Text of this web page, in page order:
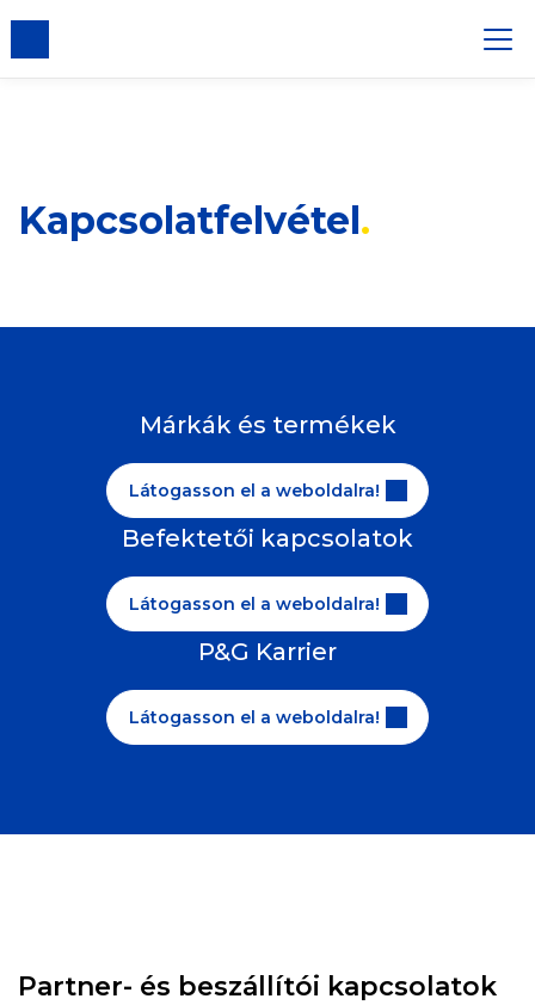
Kapcsolatfelvétel
Márkák és termékek
Látogasson el a weboldalra!
Befektetői kapcsolatok
Látogasson el a weboldalra!
P&G Karrier
Látogasson el a weboldalra!
Partner- és beszállítói kapcsolatok